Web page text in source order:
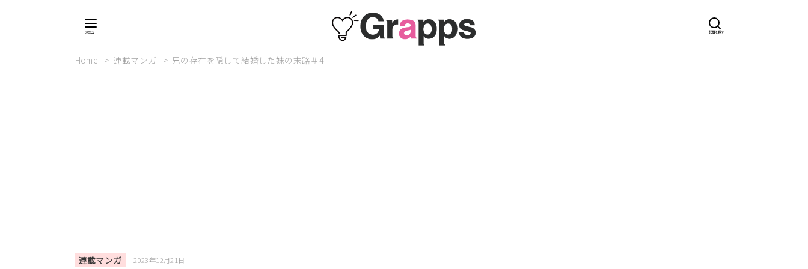
Home 連載マンガ 兄の存在を隠して結婚した妹の末路＃4
連載マンガ 2023年12月21日